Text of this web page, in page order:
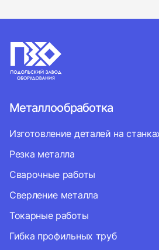
Металлообработка
Изготовление деталей на
Резка металла
Сварочные работы
Сверление металла
Токарные работы
Гибка профильных труб